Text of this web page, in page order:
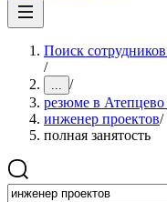
Поиск
/
... /
резюме в Атепцево
инженер проектов/
полная занятость